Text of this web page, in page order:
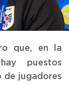
que, en la
puestos
de jugadores